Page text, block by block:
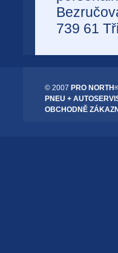
739 61
© 2007 PRO NORTH ®
PNEU +
OBCHODNĚ